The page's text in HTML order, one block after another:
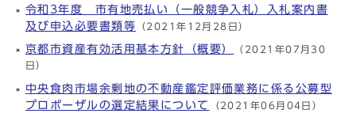
令和3年度 市有地売払い（一般競争入札）入札案内書
及び申込必要書類等 （2021年12月28日）
京都市資産有効活用基本方針（概要） （2021年07月30
日）
中央食肉市場余剰地の不動産鑑定評価業務に係る公募型
プロポーザルの選定結果について
（2021年06月04日）